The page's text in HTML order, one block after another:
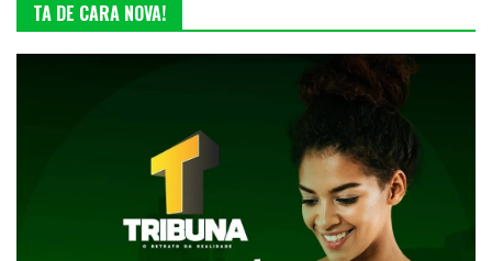
TA DE CARA NOVA!